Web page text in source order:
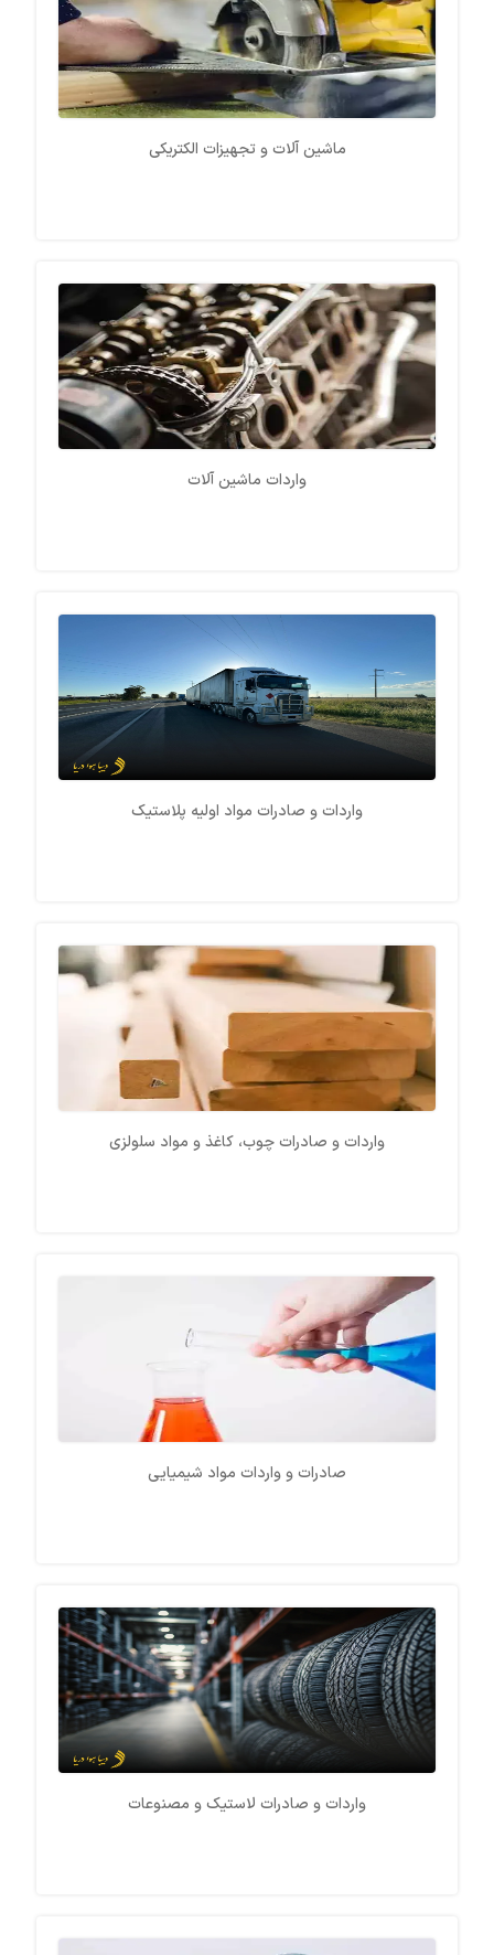
ماشین آلات و تجهیزات الکتریکی
واردات ماشین آلات
واردات و صادرات مواد اولیه پلاستیک
واردات و صادرات چوب، کاغذ و مواد سلولزی
صادرات و واردات مواد شیمیایی
واردات و صادرات لاستیک و مصنوعات